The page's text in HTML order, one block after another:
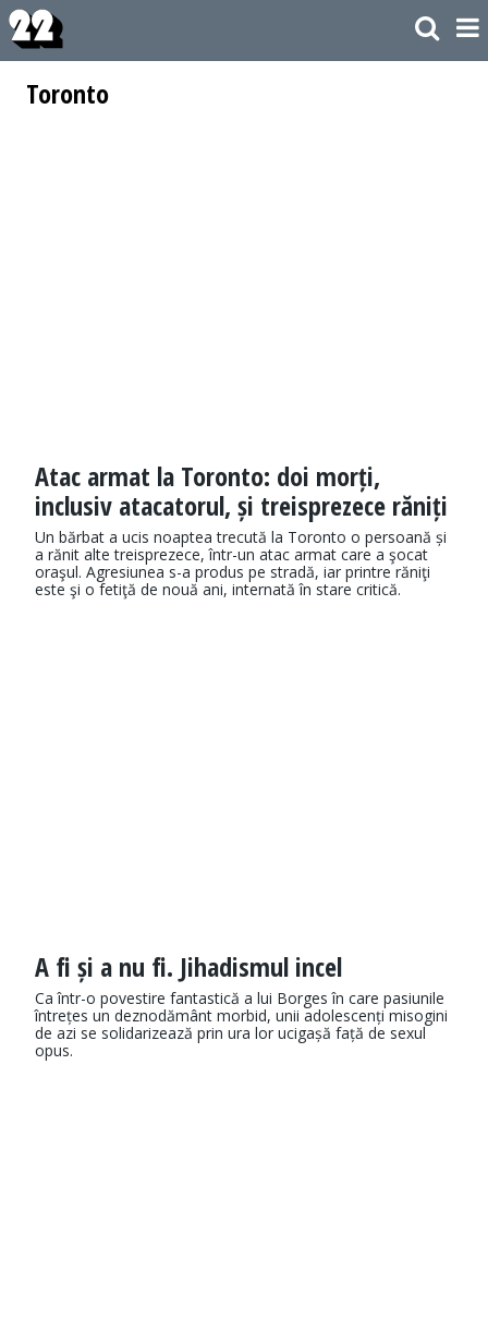
Toronto
Atac armat la Toronto: doi morți,
inclusiv atacatorul, și treisprezece răniți
Un bărbat a ucis noaptea trecută la Toronto o persoană și
a rănit alte treisprezece, într-un atac armat care a şocat
oraşul. Agresiunea s-a produs pe stradă, iar printre răniţi
este şi o fetiţă de nouă ani, internată în stare critică.
A fi și a nu fi. Jihadismul incel
Ca într-o povestire fantastică a lui Borges în care pasiunile
întrețes un deznodământ morbid, unii adolescenți misogini
de azi se solidarizează prin ura lor ucigașă față de sexul
opus.